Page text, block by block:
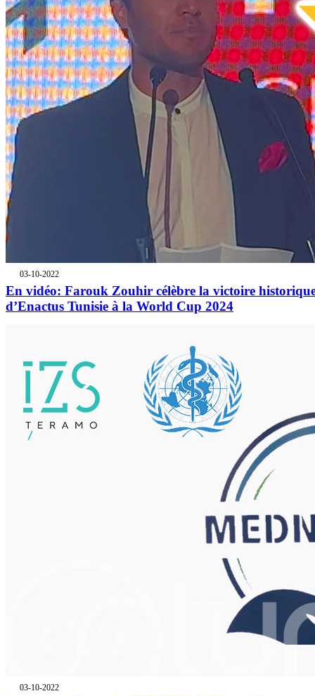
03-10-2022
En vidéo: Farouk Zouhir célèbre la victoire
d’Enactus Tunisie à la World Cup 2024
03-10-2022